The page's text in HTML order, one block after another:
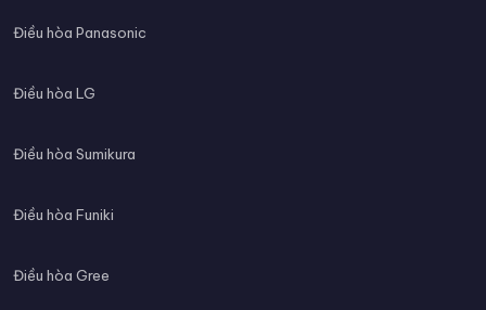
Điều hòa Panasonic
Điều hòa LG
Điều hòa Sumikura
Điều hòa Funiki
Điều hòa Gree